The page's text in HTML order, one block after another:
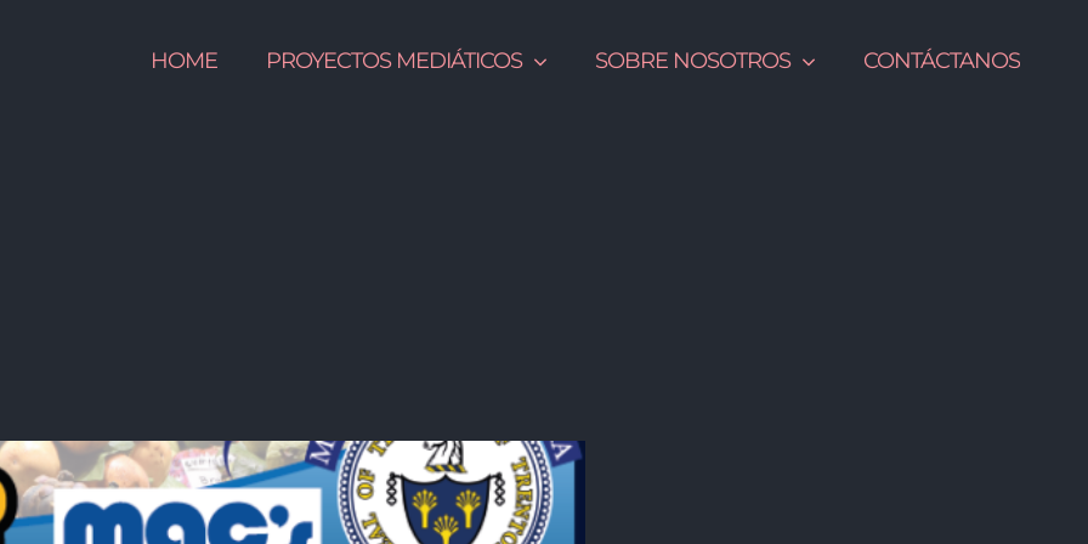
HOME PROYECTOS MEDIÁTICOS SOBRE NOSOTROS CONTÁCTANOS